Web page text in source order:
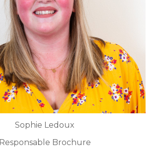
Sophie Ledoux
Responsable Brochure